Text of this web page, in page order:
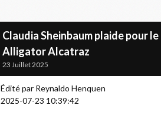
Claudia Sheinbaum plaide pour
Alligator Alcatraz
23 Juillet 2025
Édité par Reynaldo Henquen
2025-07-23 10:39:42